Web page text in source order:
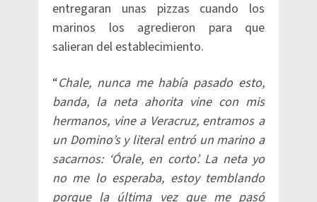
entregaran unas pizzas cuando los
marinos los agredieron para que
salieran del establecimiento.
“Chale, nunca me había pasado esto,
banda, la neta ahorita vine con mis
hermanos, vine a Veracruz, entramos a
un Domino’s y literal entró un marino a
sacarnos: ‘Órale, en corto’. La neta yo
no me lo esperaba, estoy temblando
porque la última vez que me pasó